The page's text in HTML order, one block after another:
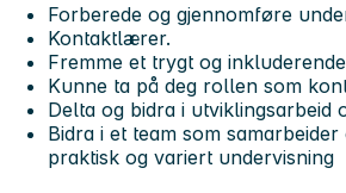
Forberede og gjennomføre
Kontaktlærer.
Fremme et trygt og
Kunne ta på deg rollen som
Delta og bidra i utviklingsarbeid
Bidra i et team som
praktisk og variert undervisning